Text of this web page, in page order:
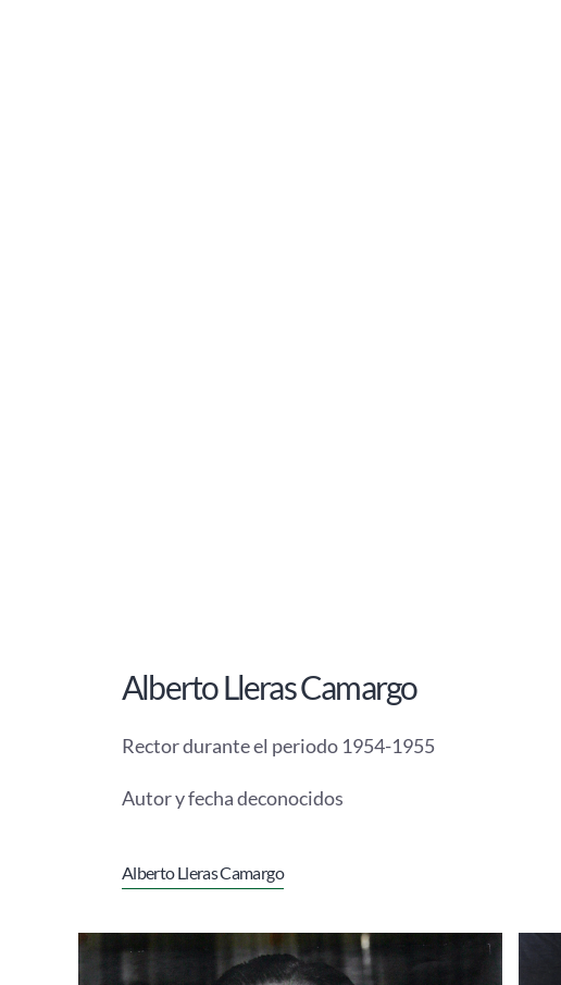
Alberto Lleras Camargo
Rector durante el periodo 1954-1955
Autor y fecha deconocidos
Alberto Lleras Camargo